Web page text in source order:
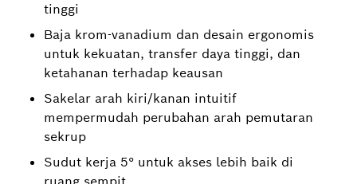
tinggi
Baja krom-vanadium dan desain ergonomis
untuk kekuatan, transfer daya tinggi, dan
ketahanan terhadap keausan
Sakelar arah kiri/kanan intuitif
mempermudah perubahan arah pemutaran
sekrup
Sudut kerja 5° untuk akses lebih baik di